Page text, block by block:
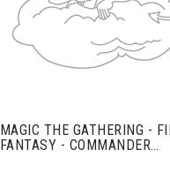
MAGIC THE GATHERING -
FANTASY - COMMANDER…